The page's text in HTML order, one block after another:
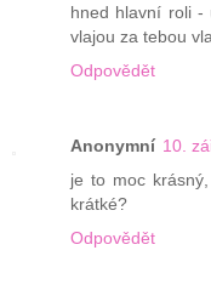
hned hlavní roli -
vlajou za tebou
Odpovědět
Anonymní 10.
je to moc
krátké?
Odpovědět